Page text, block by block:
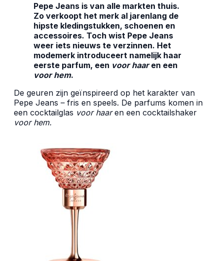
Pepe Jeans is van alle markten thuis.
Zo verkoopt het merk al jarenlang de
hipste kledingstukken, schoenen en
accessoires. Toch wist Pepe Jeans
weer iets nieuws te verzinnen. Het
modemerk introduceert namelijk haar
eerste parfum, een voor haaren een
voor hem.
De geuren zijn geïnspireerd op het karakter van
Pepe Jeans – fris en speels. De parfums komen in
een cocktailglas voor haaren een cocktailshaker
voor hem.